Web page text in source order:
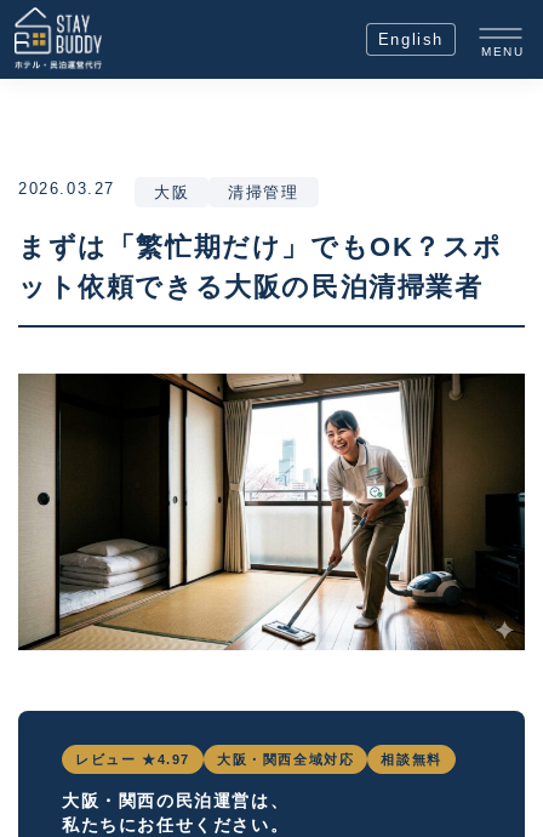
English
MENU
2026.03.27 大阪 清掃管理
まずは「繁忙期だけ」でもOK？スポ
ット依頼できる大阪の民泊清掃業者
レビュー ★4.97 大阪・関西全域対応 相談無料
大阪・関西の民泊運営は、
私たちにお任せください。